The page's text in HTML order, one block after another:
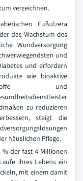
verzeichnen.
Fußulzera
das Wachstum des
Wundversorgung
und
und erfordern
wie bioaktive
und
zu reduzieren
steigt die
häuslichen Pflege.
der fast 4 Millionen
ihres Lebens ein
mit einem damit